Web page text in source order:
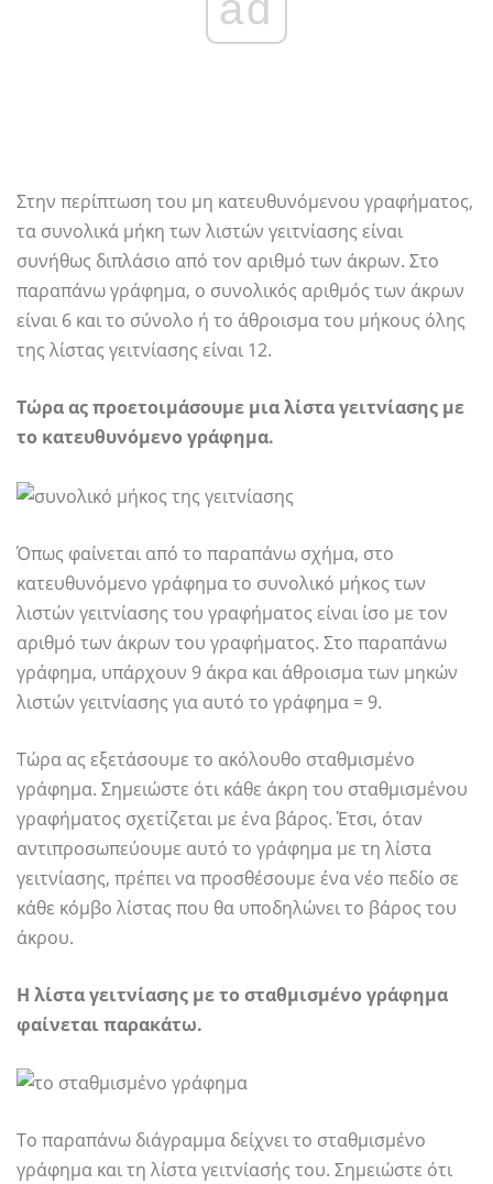
Στην περίπτωση του μη κατευθυνόμενου γραφήματος,
τα συνολικά μήκη των λιστών γειτνίασης είναι
συνήθως διπλάσιο από τον αριθμό των άκρων. Στο
παραπάνω γράφημα, ο συνολικός αριθμός των άκρων
είναι 6 και το σύνολο ή το άθροισμα του μήκους όλης
της λίστας γειτνίασης είναι 12.
Τώρα ας προετοιμάσουμε μια λίστα γειτνίασης με
το κατευθυνόμενο γράφημα.
Όπως φαίνεται από το παραπάνω σχήμα, στο
κατευθυνόμενο γράφημα το συνολικό μήκος των
λιστών γειτνίασης του γραφήματος είναι ίσο με τον
αριθμό των άκρων του γραφήματος. Στο παραπάνω
γράφημα, υπάρχουν 9 άκρα και άθροισμα των μηκών
λιστών γειτνίασης για αυτό το γράφημα = 9.
Τώρα ας εξετάσουμε το ακόλουθο σταθμισμένο
γράφημα. Σημειώστε ότι κάθε άκρη του σταθμισμένου
γραφήματος σχετίζεται με ένα βάρος. Έτσι, όταν
αντιπροσωπεύουμε αυτό το γράφημα με τη λίστα
γειτνίασης, πρέπει να προσθέσουμε ένα νέο πεδίο σε
κάθε κόμβο λίστας που θα υποδηλώνει το βάρος του
άκρου.
Η λίστα γειτνίασης με το σταθμισμένο γράφημα
φαίνεται παρακάτω.
Το παραπάνω διάγραμμα δείχνει το σταθμισμένο
γράφημα και τη λίστα γειτνίασής του. Σημειώστε ότι